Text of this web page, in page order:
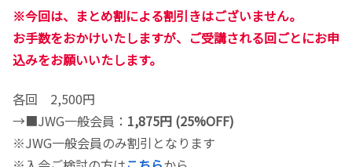
※今回は、まとめ割による割引きはございません。
お手数をおかけいたしますが、ご受講される回ごとにお申
込みをお願いいたします。
各回 2,500円
→■JWG一般会員： 1,875円 (25%OFF)
※JWG一般会員のみ割引となります